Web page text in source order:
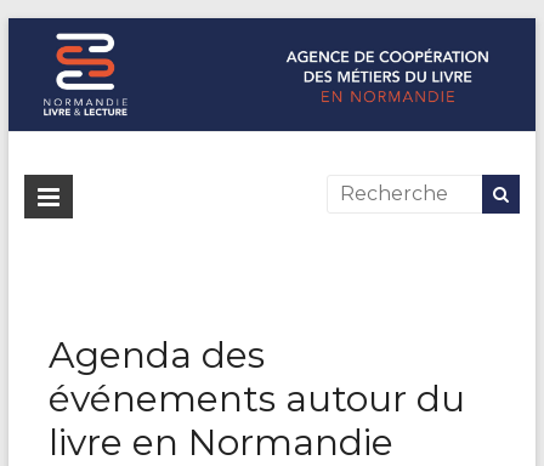
Normandie Livre & Lecture
L'agence de coopération des métiers du livre en Normandie
Agenda des
événements autour du
livre en Normandie